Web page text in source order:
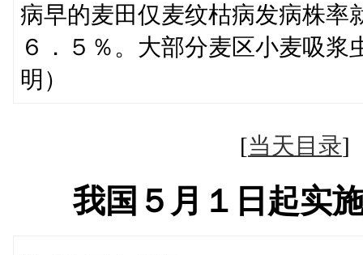
病早的麦田仅麦纹枯病发病株
６．５％。大部分麦区小麦吸
明）
[当天目录
我国５月１日起实